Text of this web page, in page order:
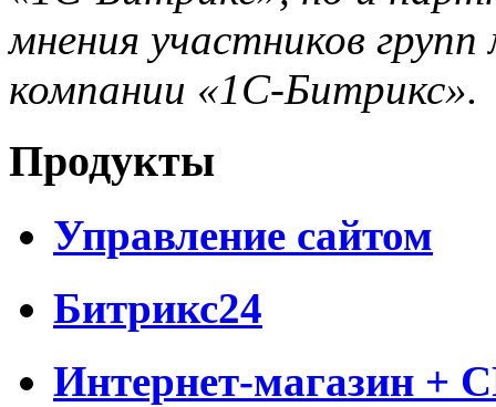
мнения участников
компании «1С-Битрикс».
Продукты
Управление сайтом
Битрикс24
Интернет-магазин +